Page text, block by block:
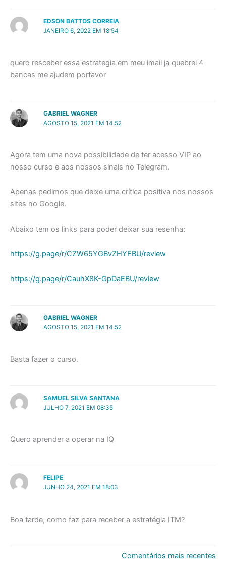
EDSON BATTOS CORREIA
JANEIRO 6, 2022 EM 18:54
quero resceber essa estrategia em meu imail ja quebrei 4
bancas me ajudem porfavor
GABRIEL WAGNER
AGOSTO 15, 2021 EM 14:52
Agora tem uma nova possibilidade de ter acesso VIP ao
nosso curso e aos nossos sinais no Telegram.
Apenas pedimos que deixe uma crítica positiva nos nossos
sites no Google.
Abaixo tem os links para poder deixar sua resenha:
https://g.page/r/CZW65YGBvZHYEBU/review
https://g.page/r/CauhX8K-GpDaEBU/review
GABRIEL WAGNER
AGOSTO 15, 2021 EM 14:52
Basta fazer o curso.
SAMUEL SILVA SANTANA
JULHO 7, 2021 EM 08:35
Quero aprender a operar na IQ
FELIPE
JUNHO 24, 2021 EM 18:03
Boa tarde, como faz para receber a estratégia ITM?
Comentários mais recentes